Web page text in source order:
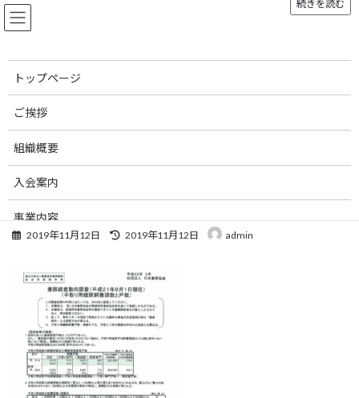
コ
ン
ナ
ビ
メディア
トップページ
youtonkeiei_h21
2019年11月12日
最
新
日
時
:
2019年11月12日 admin
続きを読む
トップページ
ご挨拶
組織概要
入会案内
事業内容
刊行物
お問い合わせ
リンク集